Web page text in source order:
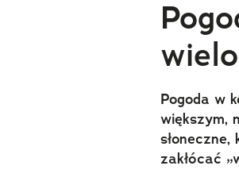
Pogoda w
większym,
zakłócać